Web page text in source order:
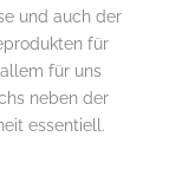
und auch der
für
für uns
neben der
essentiell.